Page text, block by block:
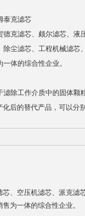
泰克滤芯
德克滤芯、颇尔滤芯、液
尘滤芯、工程机械滤芯
体的综合性企业。
滤除工作介质中的固体颗
后的替代产品，可以分
、空压机滤芯、派克滤
为一体的综合性企业。